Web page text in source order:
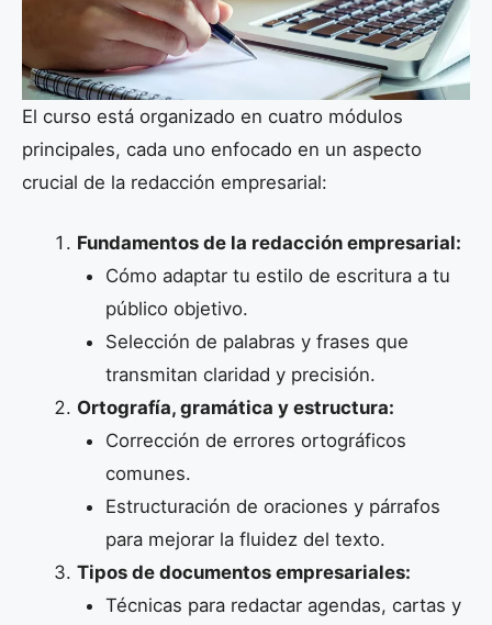
El curso está organizado en cuatro módulos
principales, cada uno enfocado en un aspecto
crucial de la redacción empresarial:
Fundamentos de la redacción empresarial:
Cómo adaptar tu estilo de escritura a tu
público objetivo.
Selección de palabras y frases que
transmitan claridad y precisión.
Ortografía, gramática y estructura:
Corrección de errores ortográficos
comunes.
Estructuración de oraciones y párrafos
para mejorar la fluidez del texto.
Tipos de documentos empresariales:
Técnicas para redactar agendas, cartas y